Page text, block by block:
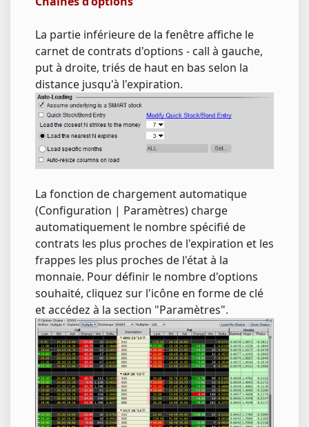
La partie inférieure de la fenêtre affiche le
carnet de contrats d'options - call à gauche,
put à droite, triés de haut en bas selon la
distance jusqu'à l'expiration.
La fonction de chargement automatique
(Configuration | Paramètres) charge
automatiquement le nombre spécifié de
contrats les plus proches de l'expiration et les
frappes les plus proches de l'état à la
monnaie. Pour définir le nombre d'options
souhaité, cliquez sur l'icône en forme de clé
et accédez à la section "Paramètres".